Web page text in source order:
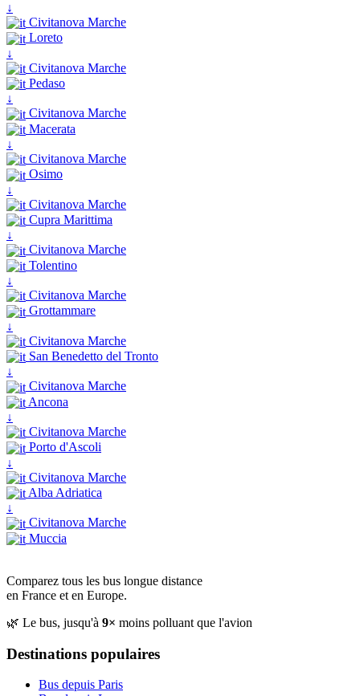
↓
Civitanova Marche
Loreto
↓
Civitanova Marche
Pedaso
↓
Civitanova Marche
Macerata
↓
Civitanova Marche
Osimo
↓
Civitanova Marche
Cupra Marittima
↓
Civitanova Marche
Tolentino
↓
Civitanova Marche
Grottammare
↓
Civitanova Marche
San Benedetto del Tronto
↓
Civitanova Marche
Ancona
↓
Civitanova Marche
Porto d'Ascoli
↓
Civitanova Marche
Alba Adriatica
↓
Civitanova Marche
Muccia
Comparez tous les bus longue distance
en France et en Europe.
🌿 Le bus, jusqu'à 9× moins polluant que l'avion
Destinations populaires
Bus depuis Paris